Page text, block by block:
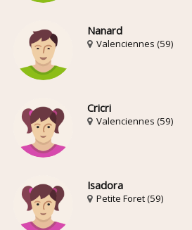
Nanard
Valenciennes (59)
Cricri
Valenciennes (59)
Isadora
Petite Foret (59)